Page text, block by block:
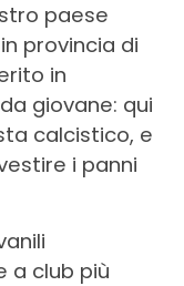
paese
provincia di
in
giovane: qui
calcistico, e
i panni
a club più